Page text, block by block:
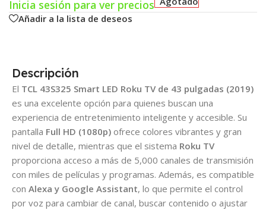
Inicia sesión para ver precios
Añadir a la lista de deseos
Descripción
El TCL 43S325 Smart LED Roku TV de 43 pulgadas (2019)
es una excelente opción para quienes buscan una
experiencia de entretenimiento inteligente y accesible. Su
pantalla Full HD (1080p) ofrece colores vibrantes y gran
nivel de detalle, mientras que el sistema Roku TV
proporciona acceso a más de 5,000 canales de transmisión
con miles de películas y programas. Además, es compatible
con Alexa y Google Assistant, lo que permite el control
por voz para cambiar de canal, buscar contenido o ajustar